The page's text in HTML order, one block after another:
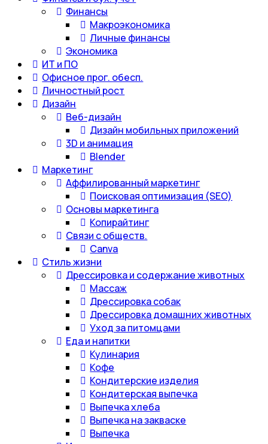
Финансы
Макроэкономика
Личные финансы
Экономика
ИТ и ПО
Офисное прог. обесп.
Личностный рост
Дизайн
Веб-дизайн
Дизайн мобильных приложений
3D и анимация
Blender
Маркетинг
Аффилированный маркетинг
Поисковая оптимизация (SEO)
Основы маркетинга
Копирайтинг
Связи с обществ.
Canva
Стиль жизни
Дрессировка и содержание животных
Массаж
Дрессировка собак
Дрессировка домашних животных
Уход за питомцами
Еда и напитки
Кулинария
Кофе
Кондитерские изделия
Кондитерская выпечка
Выпечка хлеба
Выпечка на закваске
Выпечка